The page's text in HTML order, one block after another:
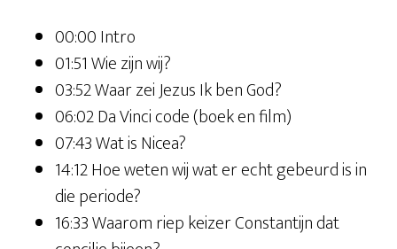
00:00 Intro
01:51 Wie zijn wij?
03:52 Waar zei Jezus Ik ben God?
06:02 Da Vinci code (boek en film)
07:43 Wat is Nicea?
14:12 Hoe weten wij wat er echt gebeurd is in
die periode?
16:33 Waarom riep keizer Constantijn dat